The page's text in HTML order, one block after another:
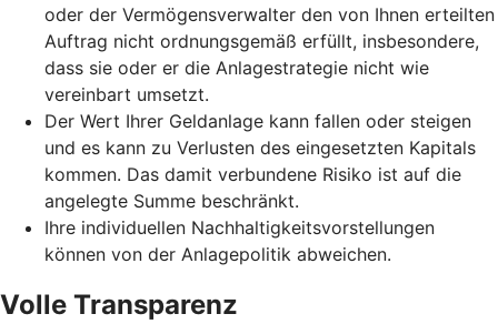
oder der Vermögensverwalter den von Ihnen erteilten
Auftrag nicht ordnungsgemäß erfüllt, insbesondere,
dass sie oder er die Anlagestrategie nicht wie
vereinbart umsetzt.
Der Wert Ihrer Geldanlage kann fallen oder steigen
und es kann zu Verlusten des eingesetzten Kapitals
kommen. Das damit verbundene Risiko ist auf die
angelegte Summe beschränkt.
Ihre individuellen Nachhaltigkeitsvorstellungen
können von der Anlagepolitik abweichen.
Volle Transparenz